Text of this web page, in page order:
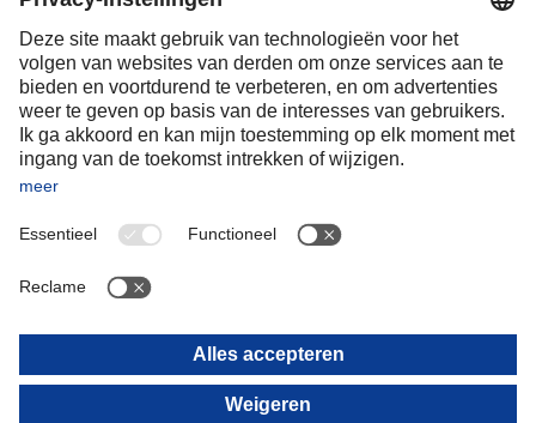
Romania
Slovakia
Spain
Sweden
Switzerland
OCEANIA